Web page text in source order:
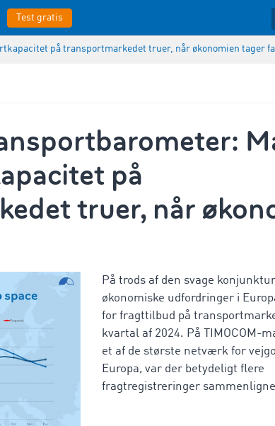
Test gratis
på transportmarkedet truer, når økonomien tager
på
truer, når
På trods af den svage
økonomiske udfordringer i
for fragttilbud på
kvartal af 2024. På TIMOCOM-
et af de største netværk for
Europa, var der betydeligt flere
fragtregistreringer